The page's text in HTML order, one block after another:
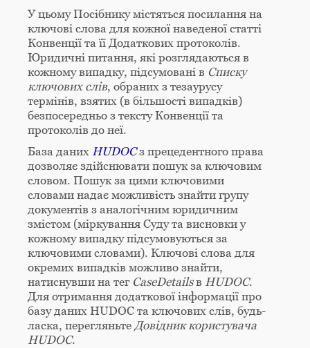
У цьому Посібнику містяться посилання на
ключові слова для кожної наведеної статті
Конвенції та її Додаткових протоколів.
Юридичні питання, які розглядаються в
кожному випадку, підсумовані в Списку
ключових слів, обраних з тезаурусу
термінів, взятих (в більшості випадків)
безпосередньо з тексту Конвенції та
протоколів до неї.
База даних HUDOCз прецедентного права
дозволяє здійснювати пошук за ключовим
словом. Пошук за цими ключовими
словами надає можливість знайти групу
документів з аналогічним юридичним
змістом (міркування Суду та висновки у
кожному випадку підсумовуються за
ключовими словами). Ключові слова для
окремих випадків можливо знайти,
натиснувши на тег CaseDetailsв HUDOC.
Для отримання додаткової інформації про
базу даних HUDOC та ключових слів, будь-
ласка, перегляньте Довідник користувача
HUDOC.